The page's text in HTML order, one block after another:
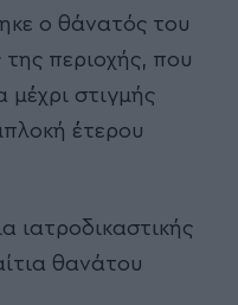
ο θάνατός του
περιοχής, που
στιγμής
έτερου
ιατροδικαστικής
θανάτου